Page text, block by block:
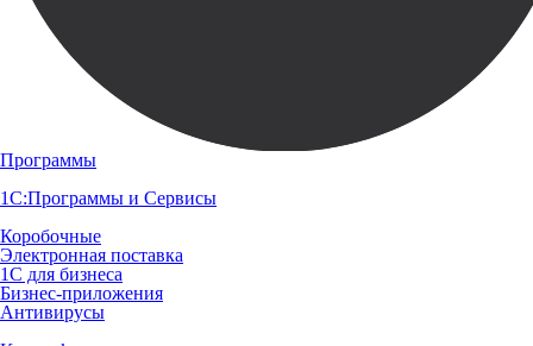
Программы
1С:Программы и Сервисы
Коробочные
Электронная поставка
1С для бизнеса
Бизнес-приложения
Антивирусы